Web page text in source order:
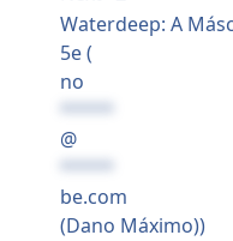
Waterdeep: A
5e (
no
*****
@
*****
be.com
(Dano Máximo))